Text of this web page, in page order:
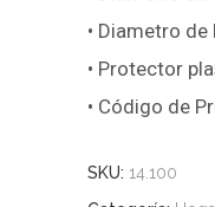
• Diametro
• Protector
• Código de
SKU: 14.100